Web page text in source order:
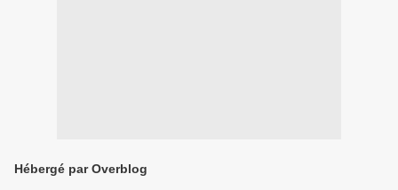
Hébergé par Overblog